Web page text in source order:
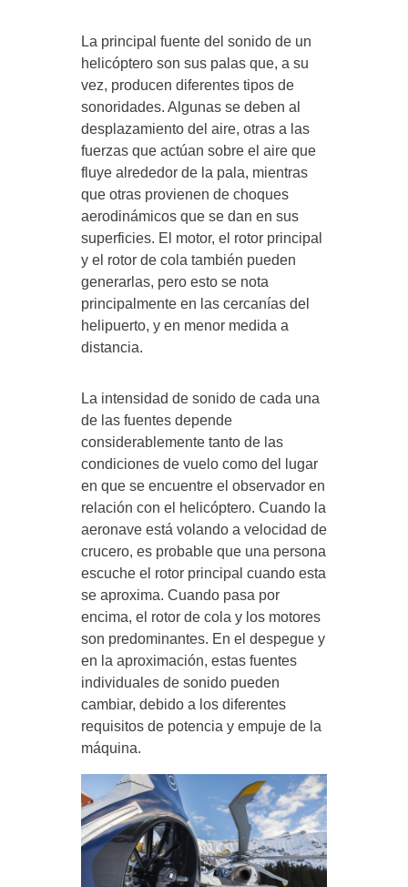
La principal fuente del sonido de un
helicóptero son sus palas que, a su
vez, producen diferentes tipos de
sonoridades. Algunas se deben al
desplazamiento del aire, otras a las
fuerzas que actúan sobre el aire que
fluye alrededor de la pala, mientras
que otras provienen de choques
aerodinámicos que se dan en sus
superficies. El motor, el rotor principal
y el rotor de cola también pueden
generarlas, pero esto se nota
principalmente en las cercanías del
helipuerto, y en menor medida a
distancia.
La intensidad de sonido de cada una
de las fuentes depende
considerablemente tanto de las
condiciones de vuelo como del lugar
en que se encuentre el observador en
relación con el helicóptero. Cuando la
aeronave está volando a velocidad de
crucero, es probable que una persona
escuche el rotor principal cuando esta
se aproxima. Cuando pasa por
encima, el rotor de cola y los motores
son predominantes. En el despegue y
en la aproximación, estas fuentes
individuales de sonido pueden
cambiar, debido a los diferentes
requisitos de potencia y empuje de la
máquina.